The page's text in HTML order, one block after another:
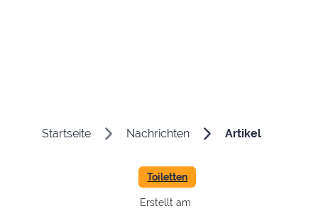
Startseite Nachrichten Artikel
Toiletten
Erstellt am